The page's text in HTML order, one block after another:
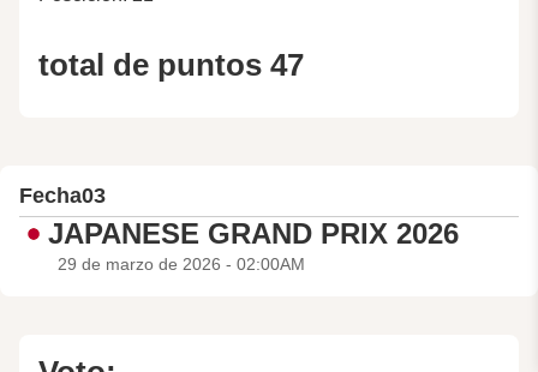
total de puntos 47
Fecha03
JAPANESE GRAND PRIX 2026
29 de marzo de 2026 - 02:00AM